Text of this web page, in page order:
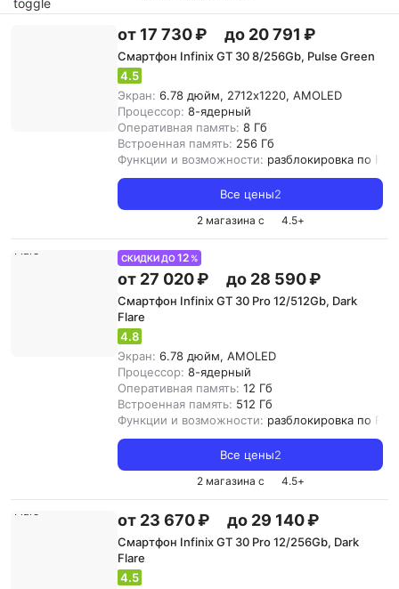
от 17 730 ₽ до 20 791 ₽
Смартфон Infinix GT 30 8/256Gb, Pulse Green
4.5
Экран: 6.78 дюйм, 2712x1220, AMOLED
Процессор: 8-ядерный
Оперативная память: 8 Гб
Встроенная память: 256 Гб
Функции и возможности: разблокировка по
Все цены2
2 магазина с 4.5+
СКИДКИ ДО12 %
от 27 020 ₽ до 28 590 ₽
Смартфон Infinix GT 30 Pro 12/512Gb, Dark
Flare
4.8
Экран: 6.78 дюйм, AMOLED
Процессор: 8-ядерный
Оперативная память: 12 Гб
Встроенная память: 512 Гб
Функции и возможности: разблокировка по
Все цены2
2 магазина с 4.5+
от 23 670 ₽ до 29 140 ₽
Смартфон Infinix GT 30 Pro 12/256Gb, Dark
Flare
4.5